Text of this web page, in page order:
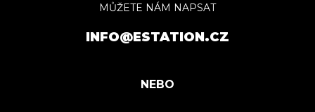
MŮŽETE NÁM NAPSAT
INFO@ESTATION.CZ